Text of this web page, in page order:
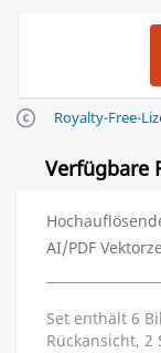
Royalty-Free-
Verfügbare
AI/PDF
Set enthält 6
Rückansicht,